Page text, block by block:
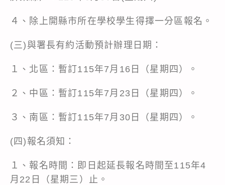
４、除上開縣市所在學校學生得擇一分區報名。
(三)與署長有約活動預計辦理日期：
１、北區：暫訂115年7月16日（星期四）。
２、中區：暫訂115年7月23日（星期四）。
３、南區：暫訂115年7月30日（星期四）。
(四)報名須知：
１、報名時間：即日起延長報名時間至115年4
月22日（星期三）止。